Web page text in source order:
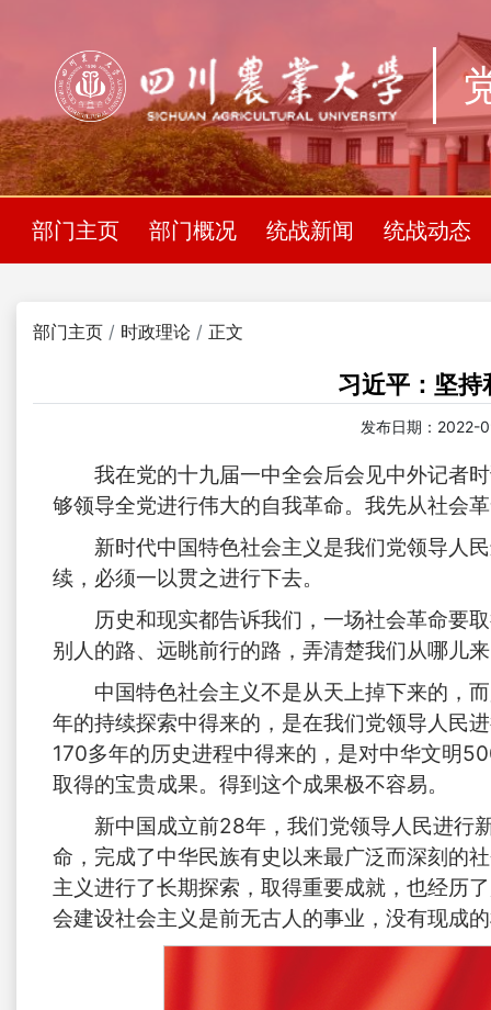
部门主页 部门概况 统战新闻 统战动态
部门主页 时政理论 正文
习近平：坚
发布日期：
我在党的十九届一中全会后会见中外记者
够领导全党进行伟大的自我革命。我先从社会
新时代中国特色社会主义是我们党领导人
续，必须一以贯之进行下去。
历史和现实都告诉我们，一场社会革命要
别人的路、远眺前行的路，弄清楚我们从哪儿
中国特色社会主义不是从天上掉下来的，
年的持续探索中得来的，是在我们党领导人民
170多年的历史进程中得来的，是对中华文明
取得的宝贵成果。得到这个成果极不容易。
新中国成立前28年，我们党领导人民进行
命，完成了中华民族有史以来最广泛而深刻的
主义进行了长期探索，取得重要成就，也经历
会建设社会主义是前无古人的事业，没有现成